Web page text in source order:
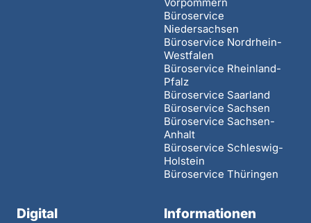
Büroservice
Niedersachsen
Büroservice Nordrhein-
Westfalen
Büroservice Rheinland-
Pfalz
Büroservice Saarland
Büroservice Sachsen
Büroservice Sachsen-
Anhalt
Büroservice Schleswig-
Holstein
Büroservice Thüringen
Digital Informationen